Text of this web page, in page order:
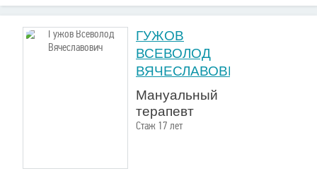
ГУЖОВ
ВСЕВОЛОД
ВЯЧЕСЛАВОВИЧ
Мануальный
терапевт
Стаж 17 лет